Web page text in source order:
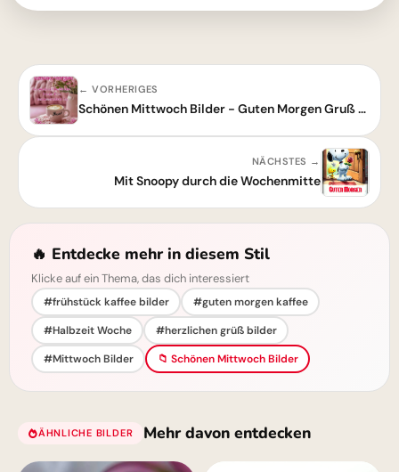
← VORHERIGES
Schönen Mittwoch Bilder - Guten Morgen Gruß für Whatsapp
NÄCHSTES →
Mit Snoopy durch die Wochenmitte
🔥 Entdecke mehr in diesem Stil
Klicke auf ein Thema, das dich interessiert
#frühstück kaffee bilder
#guten morgen kaffee
#Halbzeit Woche
#herzlichen grüß bilder
#Mittwoch Bilder
📁 Schönen Mittwoch Bilder
ÄHNLICHE BILDER Mehr davon entdecken